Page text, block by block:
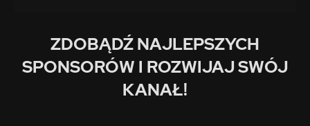
ZDOBĄDŹ NAJLEPSZYCH
SPONSORÓW I ROZWIJAJ SWÓJ
KANAŁ!